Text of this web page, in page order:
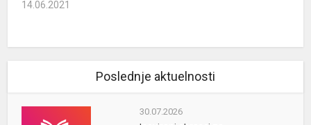
14.06.2021
Poslednje aktuelnosti
30.07.2026